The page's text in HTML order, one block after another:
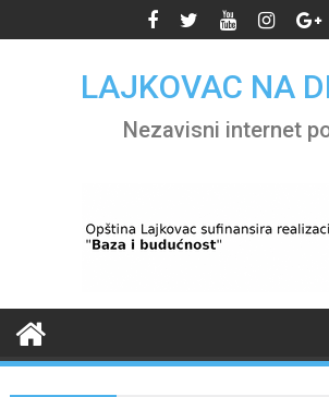
to
LAJKOVAC NA
Nezavisni internet